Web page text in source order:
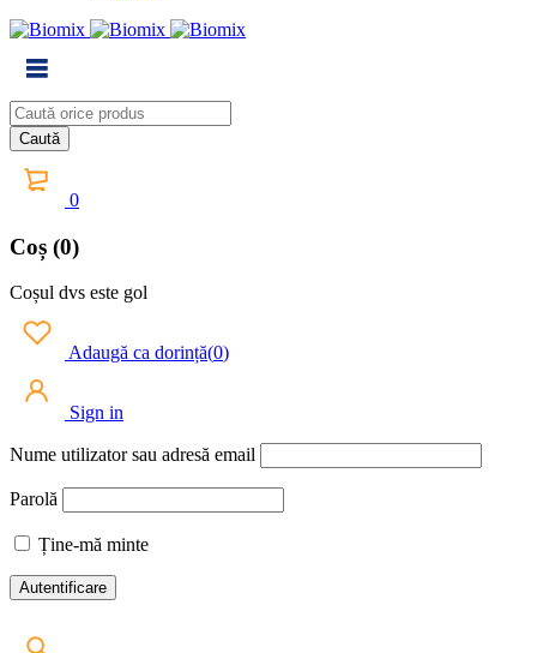
0
Coș (0)
Coșul dvs este gol
Adaugă ca dorință(0)
Sign in
Nume utilizator sau adresă email
Parolă
Ține-mă minte